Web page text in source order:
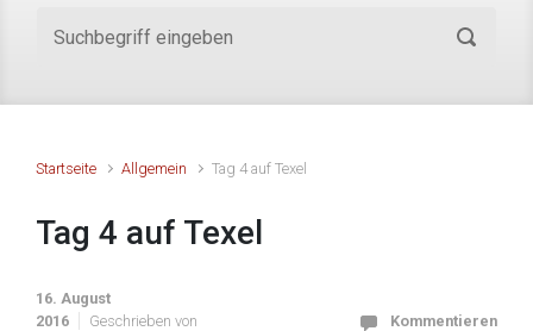
Startseite Allgemein Tag 4 auf Texel
Tag 4 auf Texel
16. August
2016
Geschrieben von
Kommentieren